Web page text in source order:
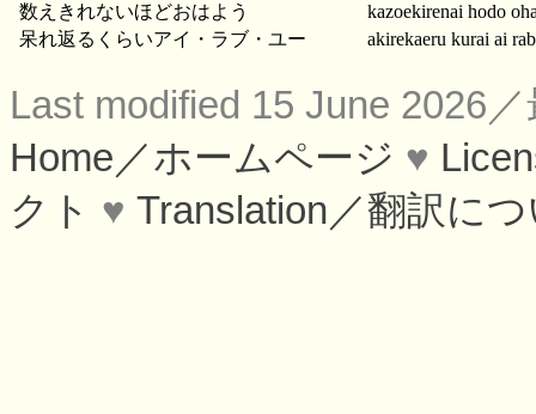
数えきれないほどおはよう
kazoekirenai hodo
呆れ返るくらいアイ・ラブ・ユー
akirekaeru kurai ai
Last modified 15 June 2026
Home／ホームページ ♥
クト ♥ Translation／翻訳に